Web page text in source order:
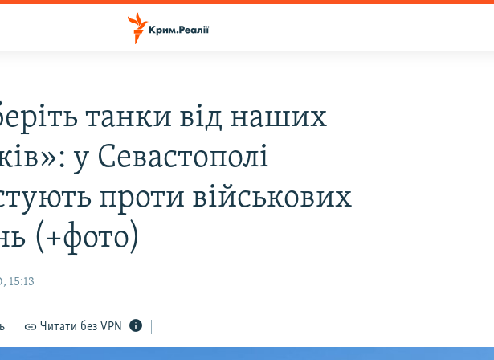
танки від наших
у Севастополі
проти військових
(+фото)
15:13
Читати без VPN